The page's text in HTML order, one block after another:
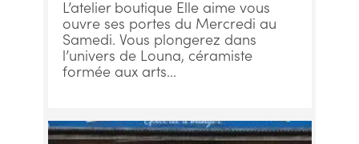
L’atelier boutique Elle aime vous
ouvre ses portes du Mercredi au
Samedi. Vous plongerez dans
l’univers de Louna, céramiste
formée aux arts...